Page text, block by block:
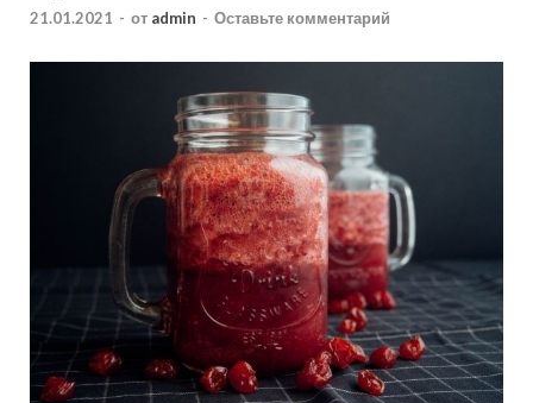
21.01.2021 - от admin - Оставьте комментарий